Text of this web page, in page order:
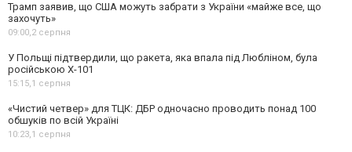
Трамп заявив, що США можуть забрати з України «майже все, що
захочуть»
09:00,2 серпня
У Польщі підтвердили, що ракета, яка впала під Любліном, була
російською Х-101
15:15,1 серпня
«Чистий четвер» для ТЦК: ДБР одночасно проводить понад 100
обшуків по всій Україні
10:23,1 серпня